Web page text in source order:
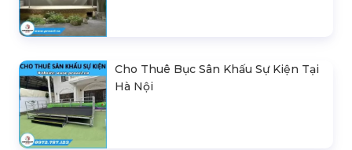
Cho Thuê Bục Sân Khấu Sự Kiện Tại
Hà Nội